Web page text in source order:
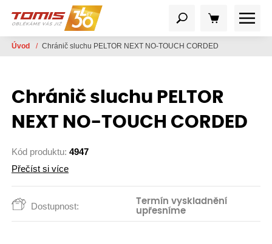
Úvod / Chránič sluchu PELTOR NEXT NO-TOUCH CORDED
Chránič sluchu PELTOR
NEXT NO-TOUCH CORDED
Kód produktu: 4947
Přečíst si více
Dostupnost:
Termín vyskladnění
upřesníme